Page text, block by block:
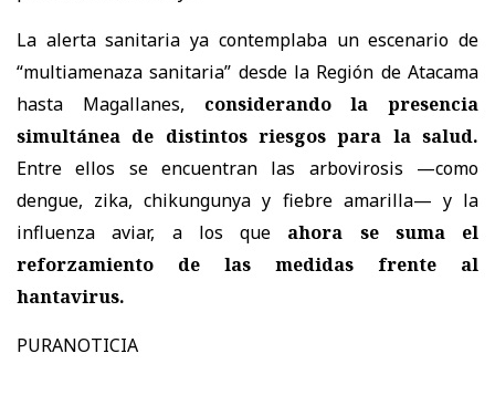
La alerta sanitaria ya contemplaba un escenario de
“multiamenaza sanitaria” desde la Región de Atacama
hasta Magallanes, considerando la presencia
simultánea de distintos riesgos para la salud.
Entre ellos se encuentran las arbovirosis —como
dengue, zika, chikungunya y fiebre amarilla— y la
influenza aviar, a los que ahora se suma el
reforzamiento de las medidas frente al
hantavirus.
PURANOTICIA